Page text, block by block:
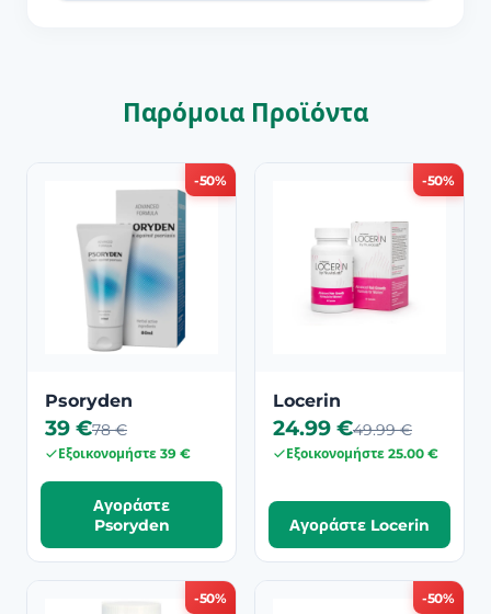
Παρόμοια Προϊόντα
-50%
Psoryden
39 €78 €
Εξοικονομήστε 39 €
Αγοράστε
Psoryden
-50%
Locerin
24.99 €49.99 €
Εξοικονομήστε 25.00 €
Αγοράστε Locerin
-50% -50%